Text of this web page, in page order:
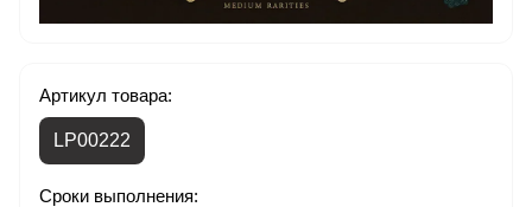
Артикул товара:
LP00222
Сроки выполнения: